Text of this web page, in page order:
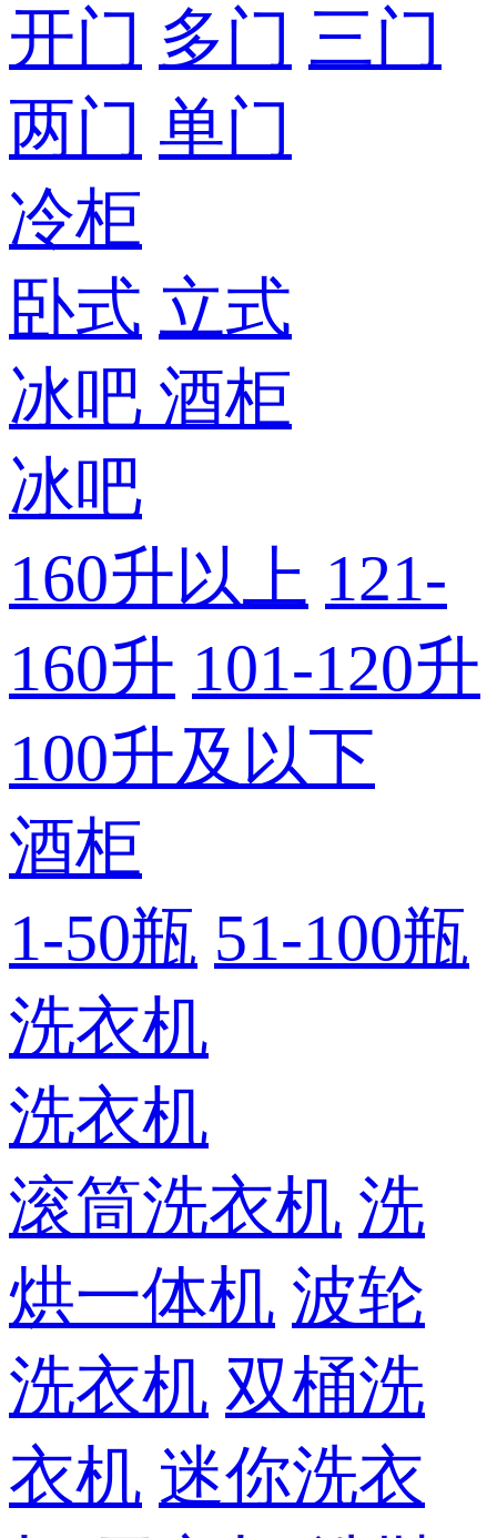
开门 多门 三门
两门 单门
冷柜
卧式 立式
冰吧 酒柜
冰吧
160升以上 121-
160升 101-120升
100升及以下
酒柜
1-50瓶 51-100瓶
洗衣机
洗衣机
滚筒洗衣机 洗
烘一体机 波轮
洗衣机 双桶洗
衣机 迷你洗衣